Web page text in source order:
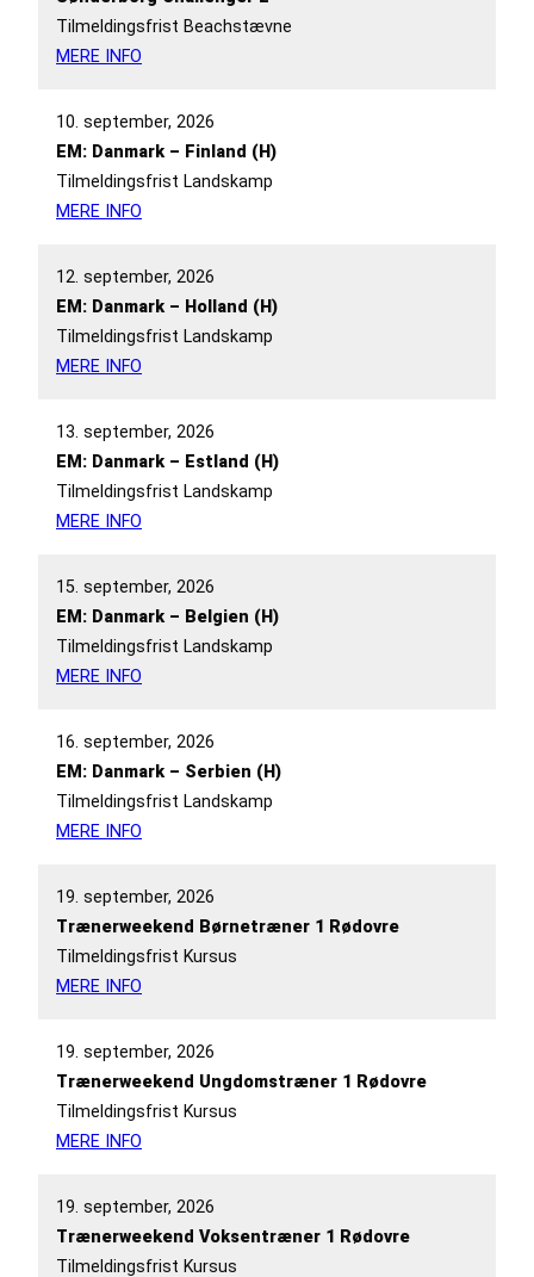
Tilmeldingsfrist Beachstævne
MERE INFO
10. september, 2026
EM: Danmark – Finland (H)
Tilmeldingsfrist Landskamp
MERE INFO
12. september, 2026
EM: Danmark – Holland (H)
Tilmeldingsfrist Landskamp
MERE INFO
13. september, 2026
EM: Danmark – Estland (H)
Tilmeldingsfrist Landskamp
MERE INFO
15. september, 2026
EM: Danmark – Belgien (H)
Tilmeldingsfrist Landskamp
MERE INFO
16. september, 2026
EM: Danmark – Serbien (H)
Tilmeldingsfrist Landskamp
MERE INFO
19. september, 2026
Trænerweekend Børnetræner 1 Rødovre
Tilmeldingsfrist Kursus
MERE INFO
19. september, 2026
Trænerweekend Ungdomstræner 1 Rødovre
Tilmeldingsfrist Kursus
MERE INFO
19. september, 2026
Trænerweekend Voksentræner 1 Rødovre
Tilmeldingsfrist Kursus